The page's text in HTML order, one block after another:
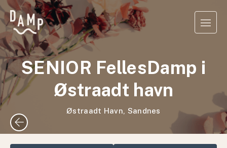
SENIOR FellesDamp i
Østraadt havn
Østraadt Havn, Sandnes
arrow_back